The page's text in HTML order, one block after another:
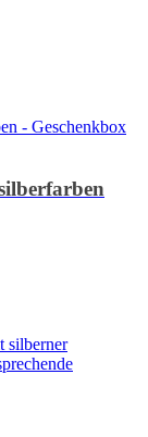
silberner